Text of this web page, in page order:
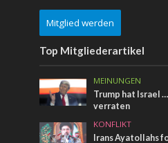
Mitglied werden
Top Mitgliederartikel
MEINUNGEN
Trump hat Israel
verraten
KONFLIKT
Irans Ayatollahs